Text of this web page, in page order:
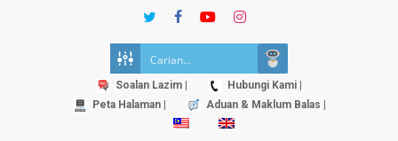
twitterfacebookyoutubeinstagram
Soalan Lazim |
Hubungi Kami |
Peta Halaman |
Aduan & Maklum Balas |